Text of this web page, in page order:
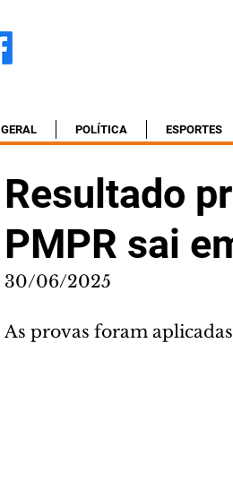
GERAL POLÍTICA ESPORTES
Resultado
PMPR sai
30/06/2025
As provas foram